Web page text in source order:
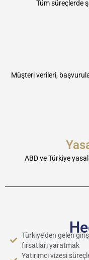
Tüm süreçlerde
Müşteri verileri,
ABD ve Türkiye
Türkiye’den gelen
fırsatları yaratmak
Yatırımcı vizesi